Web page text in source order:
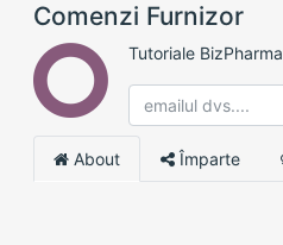
Comenzi Furnizor
Tutoriale BizPharma
About Împarte